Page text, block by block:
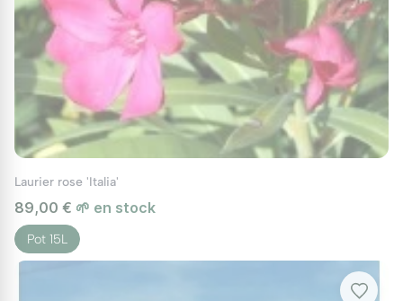
Laurier rose 'Italia'
89,00 € 🌱 en stock
Pot 15L